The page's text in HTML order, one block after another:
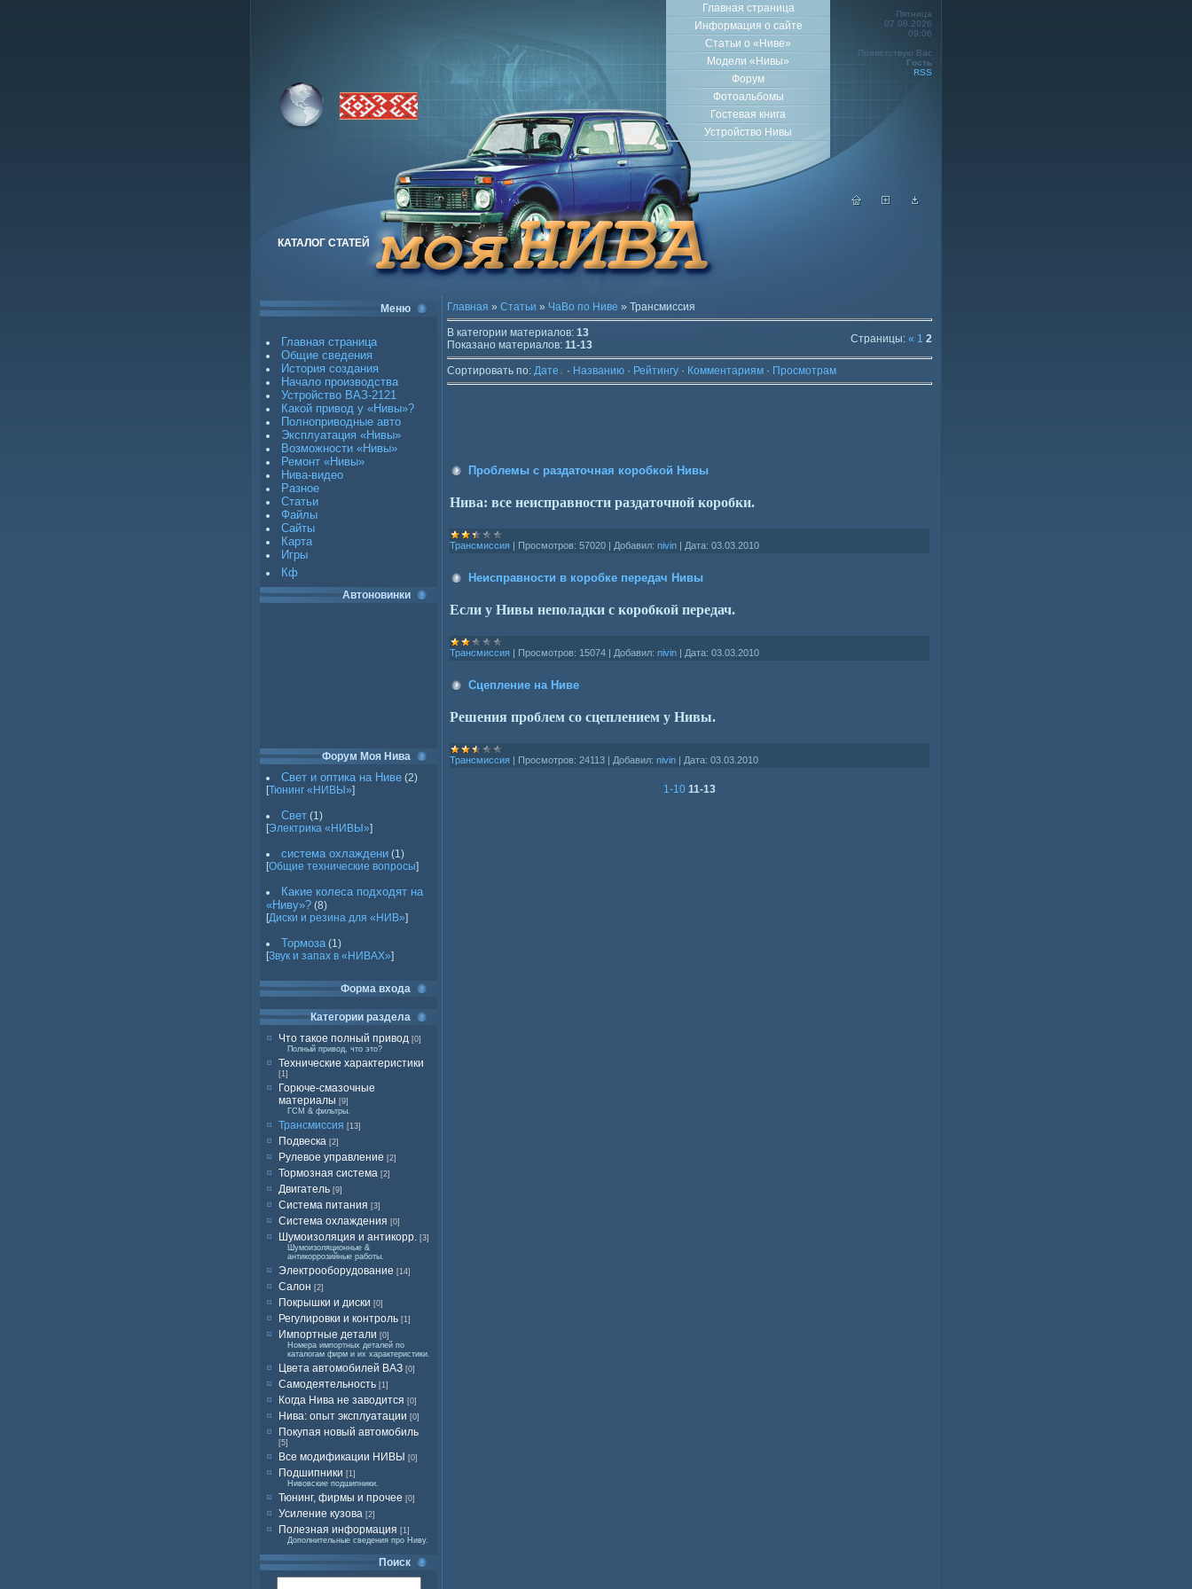
Главная страница
Информация о сайте
Статьи о «Ниве»
Модели «Нивы»
Форум
Фотоальбомы
Гостевая книга
Устройство Нивы
Пятница
07.08.2026
09:06
Приветствую Вас
Гость
RSS
КАТАЛОГ СТАТЕЙ
Меню
Главная страница
Общие сведения
История создания
Начало производства
Устройство ВАЗ-2121
Какой привод у «Нивы»?
Полноприводные авто
Эксплуатация «Нивы»
Возможности «Нивы»
Ремонт «Нивы»
Нива-видео
Разное
Статьи
Файлы
Сайты
Карта
Игры
Кф
Автоновинки
Форум Моя Нива
Свет и оптика на Ниве (2)
[Тюнинг «НИВЫ»]
Свет (1)
[Электрика «НИВЫ»]
система охлаждени (1)
[Общие технические вопросы]
Какие колеса подходят на
«Ниву»? (8)
[Диски и резина для «НИВ»]
Тормоза (1)
[Звук и запах в «НИВАХ»]
Форма входа
Категории раздела
Что такое полный привод [0]
Полный привод, что это?
Технические характеристики
[1]
Горюче-смазочные
материалы [9]
ГСМ & фильтры.
Трансмиссия [13]
Подвеска [2]
Рулевое управление [2]
Тормозная система [2]
Двигатель [9]
Система питания [3]
Система охлаждения [0]
Шумоизоляция и антикорр. [3]
Шумоизоляционные &
антикоррозийные работы.
Электрооборудование [14]
Салон [2]
Покрышки и диски [0]
Регулировки и контроль [1]
Импортные детали [0]
Номера импортных деталей по
каталогам фирм и их характеристики.
Цвета автомобилей ВАЗ [0]
Самодеятельность [1]
Когда Нива не заводится [0]
Нива: опыт эксплуатации [0]
Покупая новый автомобиль
[5]
Все модификации НИВЫ [0]
Подшипники [1]
Нивовские подшипники.
Тюнинг, фирмы и прочее [0]
Усиление кузова [2]
Полезная информация [1]
Дополнительные сведения про Ниву.
Поиск
Главная » Статьи » ЧаВо по Ниве » Трансмиссия
В категории материалов: 13
Показано материалов: 11-13 Страницы: « 1 2
Сортировать по: Дате · Названию · Рейтингу · Комментариям · Просмотрам
Проблемы с раздаточная коробкой Нивы
Нива: все неисправности раздаточной коробки.
Трансмиссия | Просмотров: 57020 | Добавил: nivin | Дата: 03.03.2010
Неисправности в коробке передач Нивы
Если у Нивы неполадки с коробкой передач.
Трансмиссия | Просмотров: 15074 | Добавил: nivin | Дата: 03.03.2010
Сцепление на Ниве
Решения проблем со сцеплением у Нивы.
Трансмиссия | Просмотров: 24113 | Добавил: nivin | Дата: 03.03.2010
1-10 11-13